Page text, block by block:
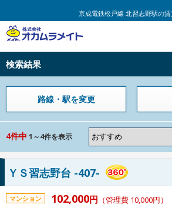
京成電鉄松戸線 北習志野駅の
検索結果
路線・駅を変更
4件中 1～4件を表示
ＹＳ習志野台 -407-
マンション 102,000円 （管理費 10,000円）